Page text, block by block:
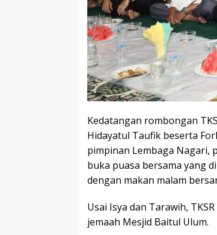
Kedatangan rombongan
Hidayatul Taufik beserta
pimpinan Lembaga Nagari,
buka puasa bersama yang
dengan makan malam
Usai Isya dan Tarawih,
jemaah Mesjid Baitul Ulum.